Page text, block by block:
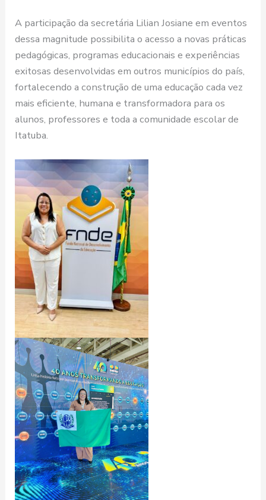
A participação da secretária Lilian Josiane em eventos
dessa magnitude possibilita o acesso a novas práticas
pedagógicas, programas educacionais e experiências
exitosas desenvolvidas em outros municípios do país,
fortalecendo a construção de uma educação cada vez
mais eficiente, humana e transformadora para os
alunos, professores e toda a comunidade escolar de
Itatuba.